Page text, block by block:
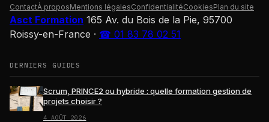
ContactÀ proposMentions légalesConfidentialitéCookiesPlan du site
Asct Formation 165 Av. du Bois de la Pie, 95700
Roissy-en-France · ☎ 01 83 78 02 51
DERNIERS GUIDES
Scrum, PRINCE2 ou hybride : quelle formation gestion de
projets choisir ?
4 AOÛT 2026